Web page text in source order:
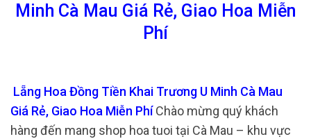
Minh Cà Mau Giá Rẻ, Giao Hoa Miễn
Phí
Lẵng Hoa Đồng Tiền Khai Trương U Minh Cà Mau
Giá Rẻ, Giao Hoa Miễn PhíChào mừng quý khách
hàng đến mang shop hoa tuoi tại Cà Mau – khu vực